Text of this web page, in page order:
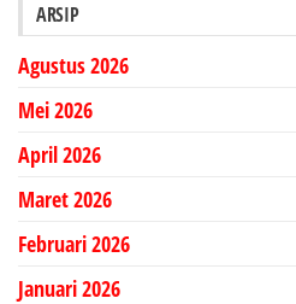
ARSIP
Agustus 2026
Mei 2026
April 2026
Maret 2026
Februari 2026
Januari 2026